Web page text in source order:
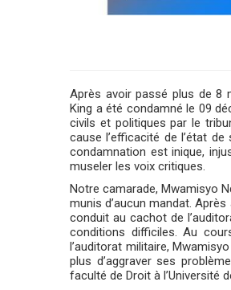
Après avoir passé plus de 8
King a été condamné le 09
civils et politiques par le
cause l’efficacité de l’état
condamnation est inique,
museler les voix critiques.
Notre camarade, Mwamisyo
munis d’aucun mandat.
conduit au cachot de
conditions difficiles. Au
l’auditorat militaire,
plus d’aggraver ses
faculté de Droit à l’Université